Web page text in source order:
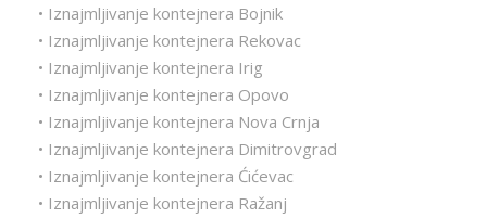
• Iznajmljivanje kontejnera Bojnik
• Iznajmljivanje kontejnera Rekovac
• Iznajmljivanje kontejnera Irig
• Iznajmljivanje kontejnera Opovo
• Iznajmljivanje kontejnera Nova Crnja
• Iznajmljivanje kontejnera Dimitrovgrad
• Iznajmljivanje kontejnera Ćićevac
• Iznajmljivanje kontejnera Ražanj